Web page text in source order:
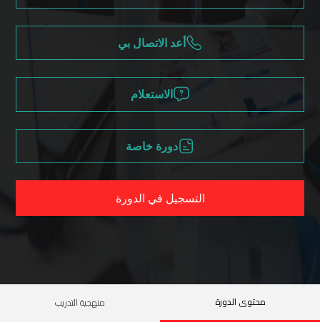
أعد الاتصال بي
الاستعلام
دورة خاصة
التسجيل في الدورة
محتوى الدورة منهجية التدريب